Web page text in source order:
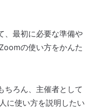
、最初に必要な準備や
の使い方をかんた
ちろん、主催者として
に使い方を説明したい